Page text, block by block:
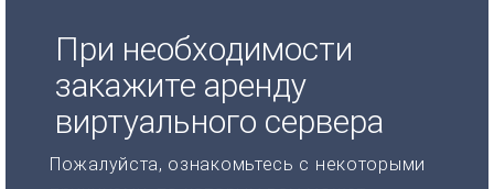
При необходимости
закажите аренду
виртуального сервера
Пожалуйста, ознакомьтесь с некоторыми